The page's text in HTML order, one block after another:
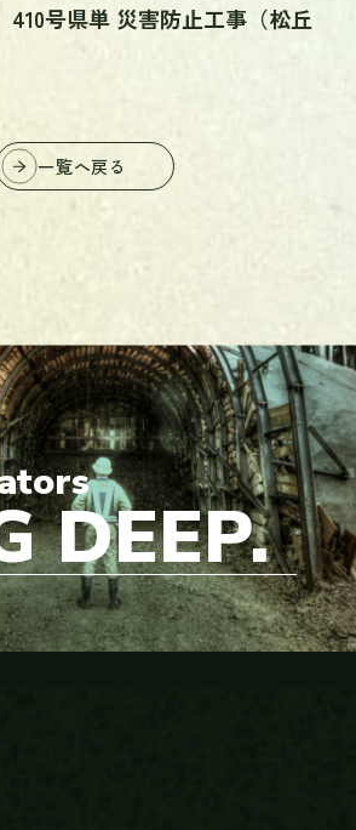
410号県単 災害防止工事（松丘
一覧へ戻る
DEEP.